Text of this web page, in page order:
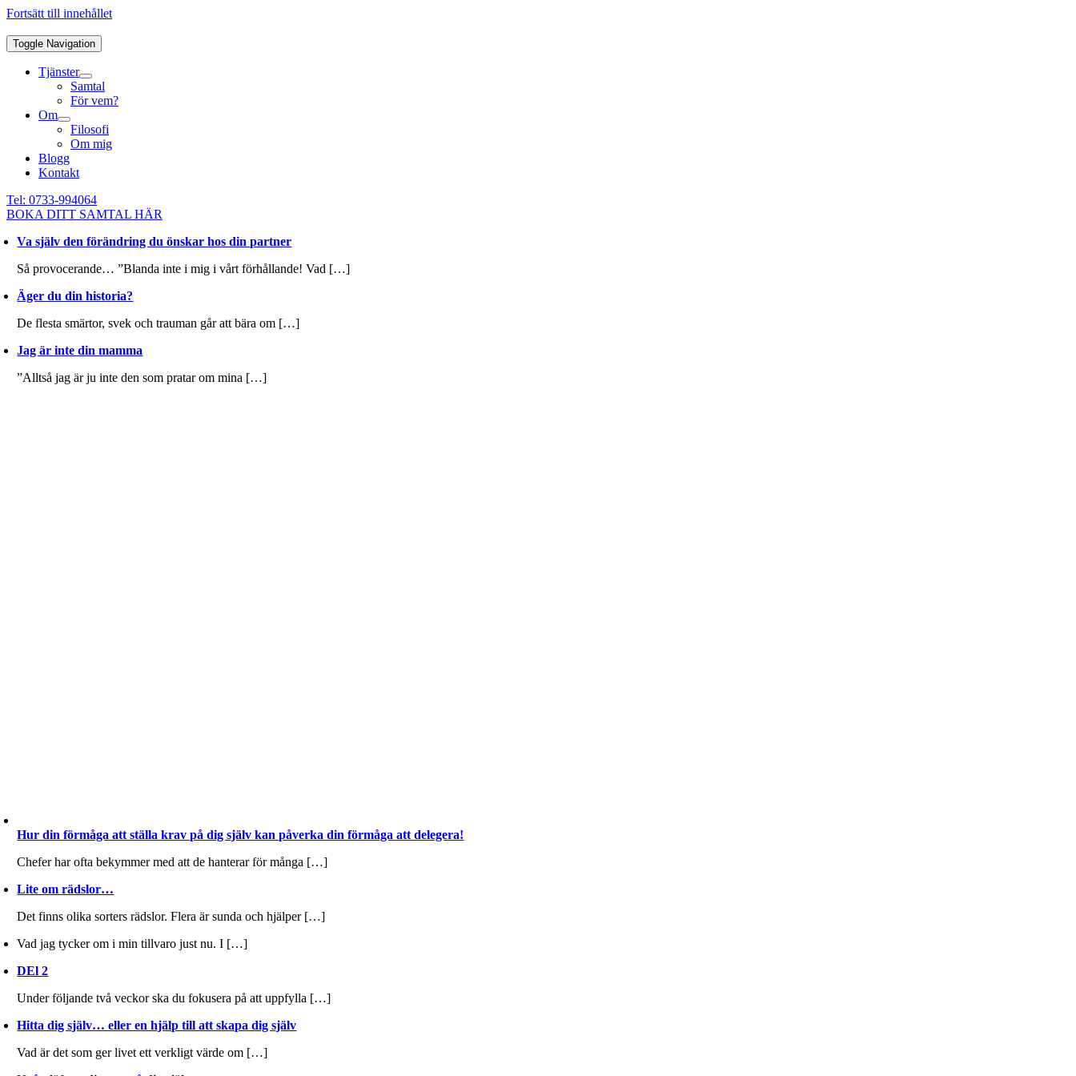
Fortsätt till innehållet
Toggle Navigation
Tjänster
Samtal
För vem?
Om
Filosofi
Om mig
Blogg
Kontakt
Tel: 0733-994064
BOKA DITT SAMTAL HÄR
Va själv den förändring du önskar hos din partner
Så provocerande… ”Blanda inte i mig i vårt förhållande! Vad […]
Äger du din historia?
De flesta smärtor, svek och trauman går att bära om […]
Jag är inte din mamma
”Alltså jag är ju inte den som pratar om mina […]
Hur din förmåga att ställa krav på dig själv kan påverka din förmåga att delegera!
Chefer har ofta bekymmer med att de hanterar för många […]
Lite om rädslor…
Det finns olika sorters rädslor. Flera är sunda och hjälper […]
Vad jag tycker om i min tillvaro just nu. I […]
DEl 2
Under följande två veckor ska du fokusera på att uppfylla […]
Hitta dig själv… eller en hjälp till att skapa dig själv
Vad är det som ger livet ett verkligt värde om […]